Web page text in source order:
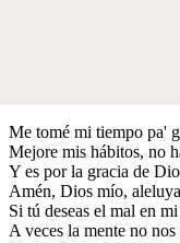
Me tomé mi tiempo pa'
Mejore mis hábitos, no
Y es por la gracia de
Amén, Dios mío, aleluya
Si tú deseas el mal en
A veces la mente no